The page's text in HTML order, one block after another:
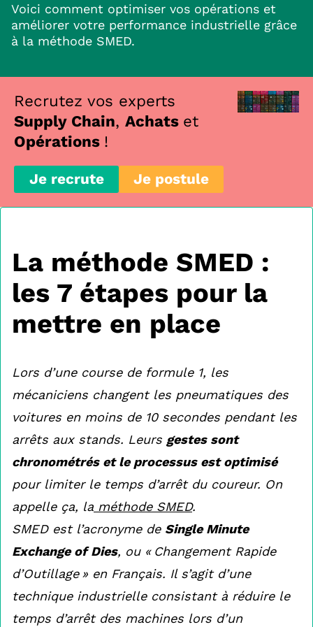
Voici comment optimiser vos opérations et
améliorer votre performance industrielle grâce
à la méthode SMED.
Recrutez vos experts
Supply Chain, Achats et
Opérations !
Je recrute Je postule
La méthode SMED :
les 7 étapes pour la
mettre en place
Lors d’une course de formule 1, les
mécaniciens changent les pneumatiques des
voitures en moins de 10 secondes pendant les
arrêts aux stands. Leurs gestes sont
chronométrés et le processus est optimisé
pour limiter le temps d’arrêt du coureur. On
appelle ça, la méthode SMED.
SMED est l’acronyme de Single Minute
Exchange of Dies, ou « Changement Rapide
d’Outillage » en Français. Il s’agit d’une
technique industrielle consistant à réduire le
temps d’arrêt des machines lors d’un